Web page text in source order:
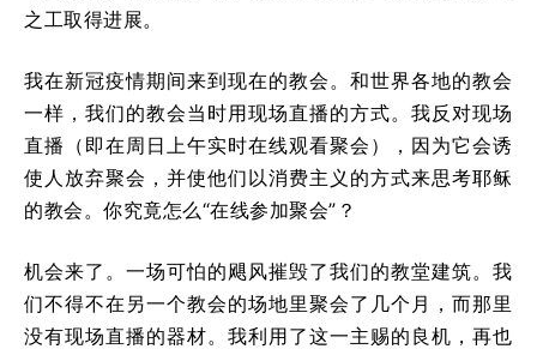
之工取得进展。
我在新冠疫情期间来到现在的教会。和世界各地的教会
一样，我们的教会当时用现场直播的方式。我反对现场
直播（即在周日上午实时在线观看聚会），因为它会诱
使人放弃聚会，并使他们以消费主义的方式来思考耶稣
的教会。你究竟怎么“在线参加聚会”？
机会来了。一场可怕的飓风摧毁了我们的教堂建筑。我
们不得不在另一个教会的场地里聚会了几个月，而那里
没有现场直播的器材。我利用了这一主赐的良机，再也